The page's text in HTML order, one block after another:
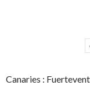
Canaries :